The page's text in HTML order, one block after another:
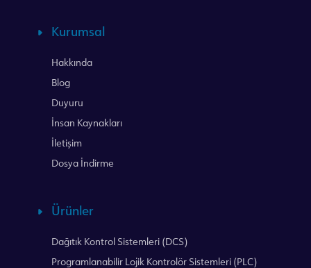
Kurumsal
Hakkında
Blog
Duyuru
İnsan Kaynakları
İletişim
Dosya İndirme
Ürünler
Dağıtık Kontrol Sistemleri (DCS)
Programlanabilir Lojik Kontrolör Sistemleri (PLC)